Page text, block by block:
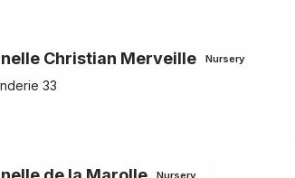
Christian Merveille Nursery
33
Nursery